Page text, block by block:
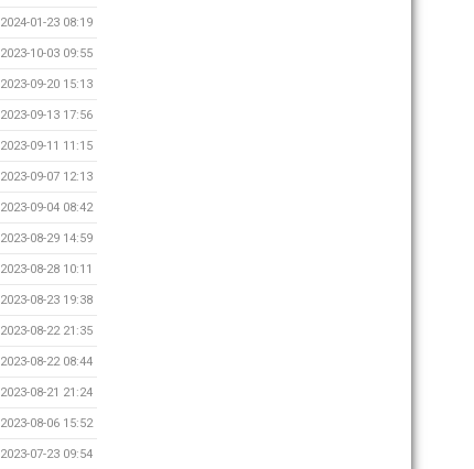
2024-01-23 08:19
2023-10-03 09:55
2023-09-20 15:13
2023-09-13 17:56
2023-09-11 11:15
2023-09-07 12:13
2023-09-04 08:42
2023-08-29 14:59
2023-08-28 10:11
2023-08-23 19:38
2023-08-22 21:35
2023-08-22 08:44
2023-08-21 21:24
2023-08-06 15:52
2023-07-23 09:54